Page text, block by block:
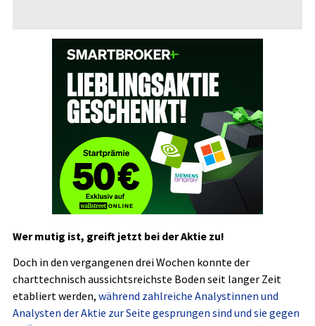
Wer mutig ist, greift jetzt bei der Aktie zu!
Doch in den vergangenen drei Wochen konnte der
charttechnisch aussichtsreichste Boden seit langer Zeit
etabliert werden, während zahlreiche Analystinnen und
Analysten der Aktie zur Seite gesprungen sind und sie gegen